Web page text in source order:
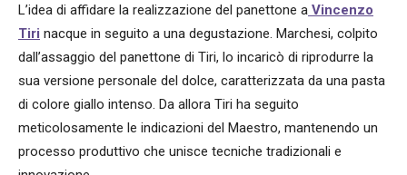
L’idea di affidare la realizzazione del panettone a Vincenzo
Tiri nacque in seguito a una degustazione. Marchesi, colpito
dall’assaggio del panettone di Tiri, lo incaricò di riprodurre la
sua versione personale del dolce, caratterizzata da una pasta
di colore giallo intenso. Da allora Tiri ha seguito
meticolosamente le indicazioni del Maestro, mantenendo un
processo produttivo che unisce tecniche tradizionali e